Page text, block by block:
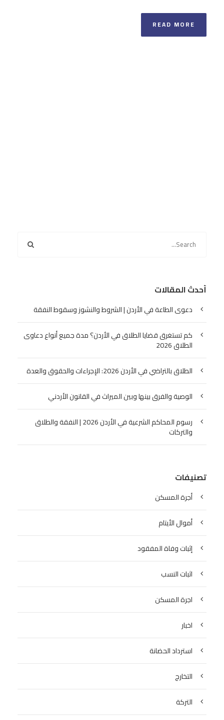
READ MORE
أحدث المقالات
دعوى الطاعة في الأردن | الشروط والنشوز وسقوط النفقة
كم تستغرق قضايا الطلاق في الأردن؟ مدة جميع أنواع دعاوى
الطلاق 2026
الطلاق بالتراضي في الأردن 2026: الإجراءات والحقوق والعدة
الوصية والفرق بينها وبين الميراث في القانون الأردني
رسوم المحاكم الشرعية في الأردن 2026 | النفقة والطلاق
والتركات
تصنيفات
أجرة المسكن
أموال الأيتام
إثبات وفاة المفقود
اثبات النسب
اجرة المسكن
اخبار
استرداد الحضانة
التخارج
التركة